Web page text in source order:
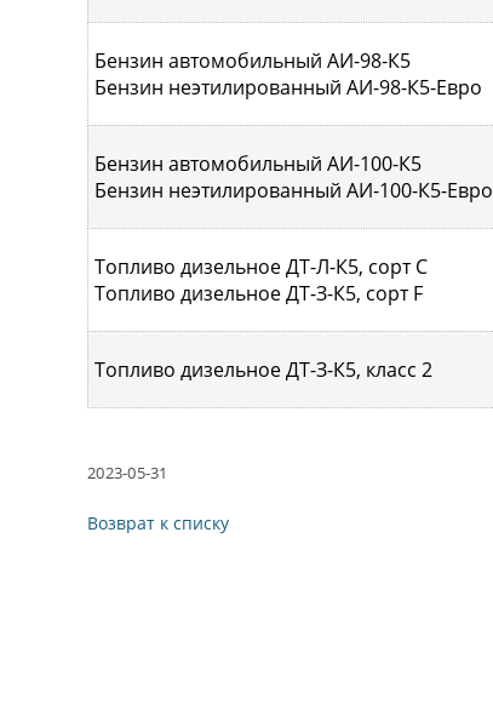
Бензин автомобильный АИ-98-К5
Бензин неэтилированный АИ-98-К5-Евро
Бензин автомобильный АИ-100-К5
Бензин неэтилированный АИ-100-К5-Евро
Топливо дизельное ДТ-Л-К5, сорт С
Топливо дизельное ДТ-З-К5, сорт F
Топливо дизельное ДТ-З-К5, класс 2
2023-05-31
Возврат к списку